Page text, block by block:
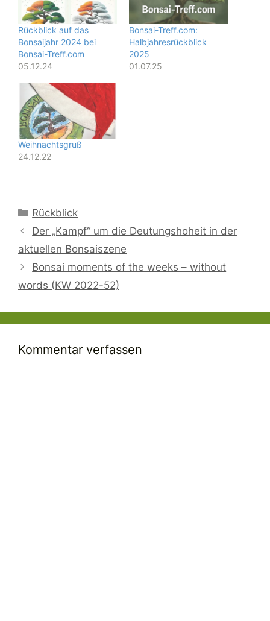
Rückblick auf das
Bonsaijahr 2024 bei
Bonsai-Treff.com
05.12.24
Bonsai-Treff.com:
Halbjahresrückblick
2025
01.07.25
Weihnachtsgruß
24.12.22
Kategorien
Rückblick
Der „Kampf“ um die Deutungshoheit in der
aktuellen Bonsaiszene
Bonsai moments of the weeks – without
words (KW 2022-52)
Kommentar verfassen